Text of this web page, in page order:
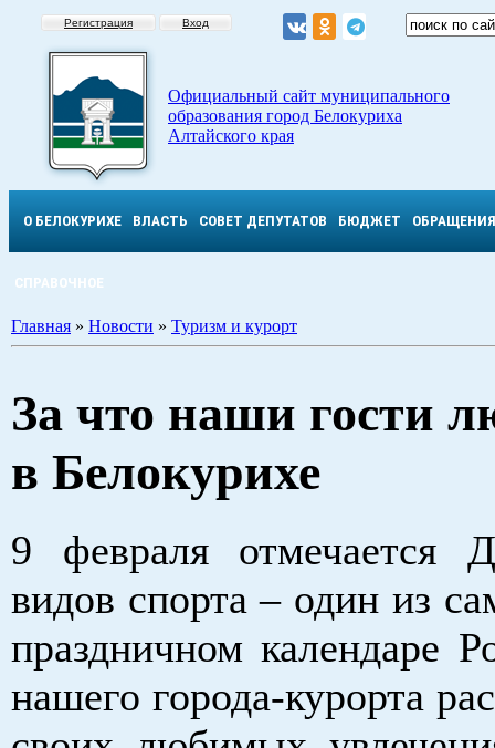
Регистрация Вход
Официальный сайт муниципального
образования город Белокуриха
Алтайского края
О БЕЛОКУРИХЕ ВЛАСТЬ СОВЕТ ДЕПУТАТОВ БЮДЖЕТ ОБРАЩЕНИЯ
СПРАВОЧНОЕ
Главная » Новости » Туризм и курорт
За что наши гости
в Белокурихе
9 февраля отмечается
видов спорта – один из
праздничном календаре
нашего города-курорта